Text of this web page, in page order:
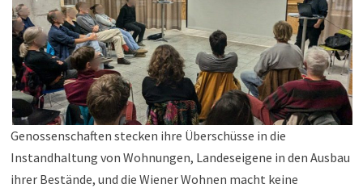
Genossenschaften stecken ihre Überschüsse in die
Instandhaltung von Wohnungen, Landeseigene in den Ausbau
ihrer Bestände, und die Wiener Wohnen macht keine